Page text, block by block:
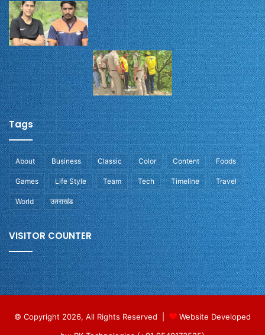
Tags
About Business Classic Color Content Foods
Games Life Style Team Tech Timeline Travel
World उतराखंड
VISITOR COUNTER
© Copyright 2026, All Rights Reserved |
Website Developed